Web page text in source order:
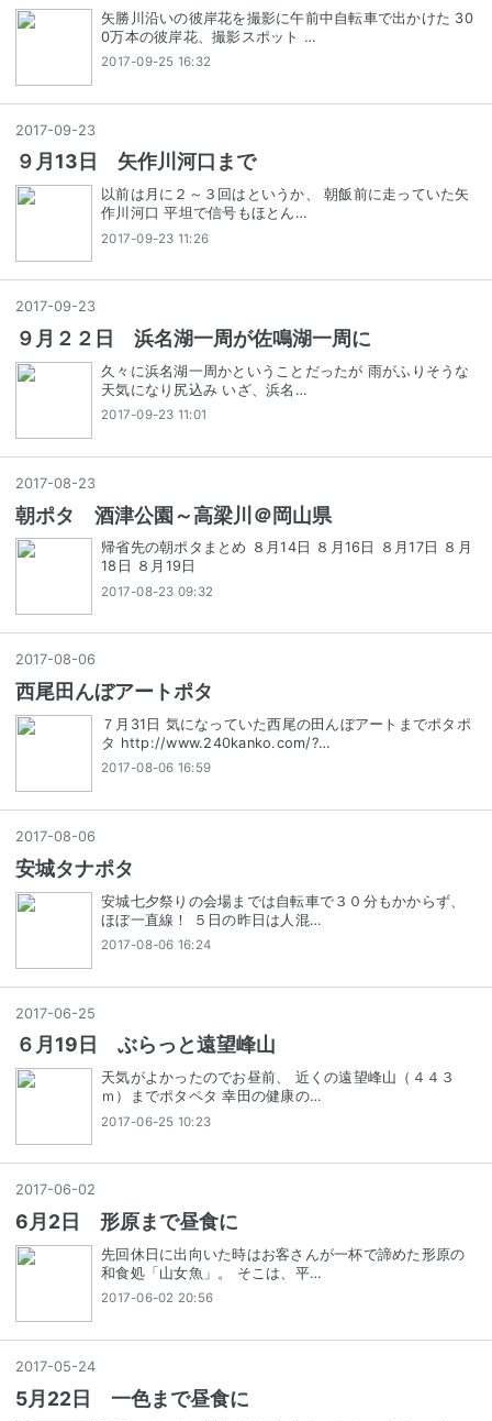
矢勝川沿いの彼岸花を撮影に午前中自転車で出かけた 30
0万本の彼岸花、撮影スポット …
2017-09-25 16:32
2017-09-23
９月13日 矢作川河口まで
以前は月に２～３回はというか、 朝飯前に走っていた矢
作川河口 平坦で信号もほとん…
2017-09-23 11:26
2017-09-23
９月２２日 浜名湖一周が佐鳴湖一周に
久々に浜名湖一周かということだったが 雨がふりそうな
天気になり尻込み いざ、浜名…
2017-09-23 11:01
2017-08-23
朝ポタ 酒津公園～高梁川＠岡山県
帰省先の朝ポタまとめ ８月14日 ８月16日 ８月17日 ８月
18日 ８月19日
2017-08-23 09:32
2017-08-06
西尾田んぼアートポタ
７月31日 気になっていた西尾の田んぼアートまでポタポ
タ http://www.240kanko.com/?…
2017-08-06 16:59
2017-08-06
安城タナポタ
安城七夕祭りの会場までは自転車で３０分もかからず、
ほぼ一直線！ ５日の昨日は人混…
2017-08-06 16:24
2017-06-25
６月19日 ぶらっと遠望峰山
天気がよかったのでお昼前、 近くの遠望峰山（４４３
ｍ）までポタペタ 幸田の健康の…
2017-06-25 10:23
2017-06-02
6月2日 形原まで昼食に
先回休日に出向いた時はお客さんが一杯で諦めた形原の
和食処「山女魚」。 そこは、平…
2017-06-02 20:56
2017-05-24
5月22日 一色まで昼食に